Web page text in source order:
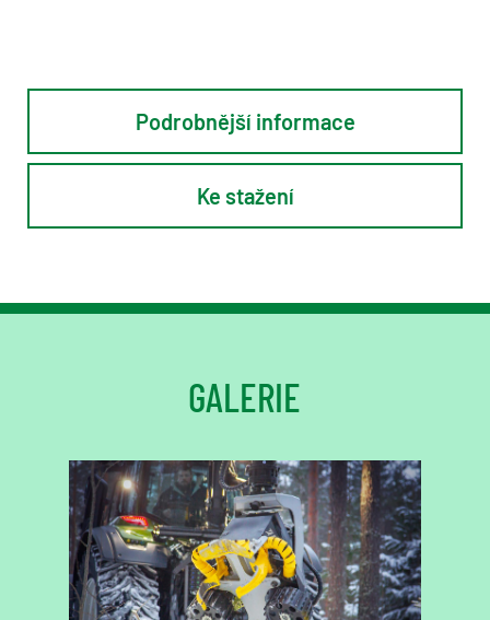
Podrobnější informace
Ke stažení
GALERIE